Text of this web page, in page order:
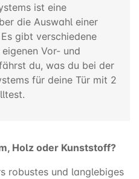
ist eine
die Auswahl einer
gibt verschiedene
Vor- und
du, was du bei der
für deine Tür mit 2
Holz oder Kunststoff?
robustes und langlebiges